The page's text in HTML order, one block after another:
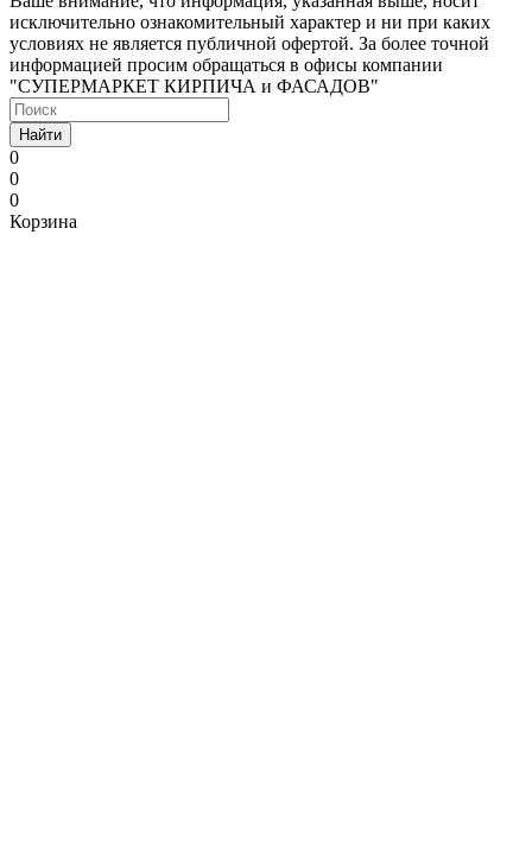
исключительно ознакомительный характер и ни при каких
условиях не является публичной офертой. За более точной
информацией просим обращаться в офисы компании
"СУПЕРМАРКЕТ КИРПИЧА и ФАСАДОВ"
Найти
0
0
0
Корзина